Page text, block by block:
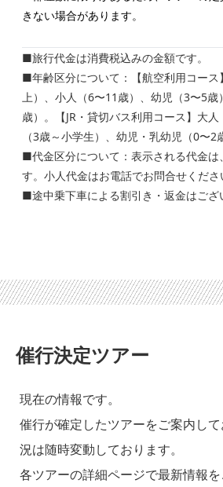
きない場合があります。
■旅行代金は消費税込みの金額です。
■年齢区分について：【航空利用コース
上）、小人（6〜11歳）、幼児（3〜5歳
歳）。【JR・貸切バス利用コース】大
（3歳～小学生）、幼児・乳幼児（0〜2
■代金区分について：表示される代金は
す。小人代金はお電話でお問合せくださ
■途中乗下車による割引き・返金はござ
催行決定ツアー
現在の情報です。
催行が確定したツアーをご案内し
況は随時変動しております。
各ツアーの詳細ページで最新情報